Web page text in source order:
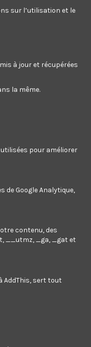
sur l’utilisation et le
à jour et récupérées
la même.
pour améliorer
de Google Analytique,
contenu, des
__utmz, _ga, _gat et
AddThis, sert tout